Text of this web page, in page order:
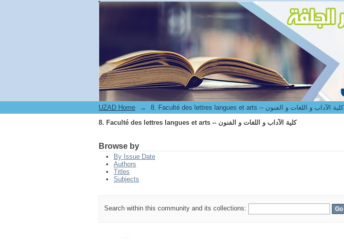
8. Faculté des lettres langues et arts -- كلية الآداب و اللغات و الفنون
UZAD Home →
8. Faculté des lettres langues et arts -- كلية الآداب و اللغات و الفنون
8. Faculté des lettres langues et arts -- كلية الآداب و اللغات و الفنون
Browse by
By Issue Date
Authors
Titles
Subjects
Search within this community and its collections: